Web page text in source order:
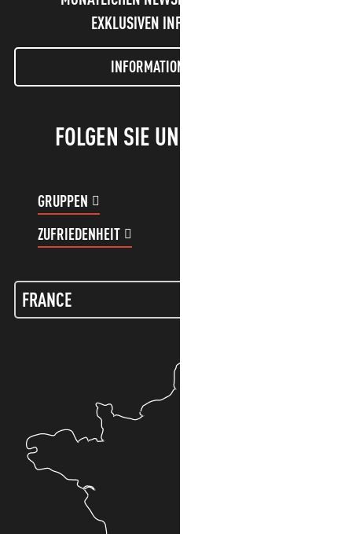
EXKLUSIVEN INFORMATIONEN!
INFORMATIONEN LETTER
FOLGEN SIE UNS!
GRUPPEN
ZUFRIEDENHEIT